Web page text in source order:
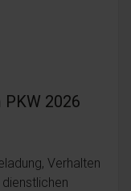
2026
Verhalten